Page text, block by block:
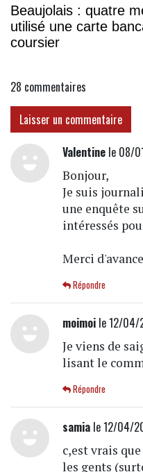
Beaujolais : quatre
utilisé une carte
coursier
28 commentaires
Laisser un commentaire
Valentinele 08/
Bonjour,
Je suis
une enquête
intéressés
Merci
Répondre
moimoile 12/04/
Je viens de
lisant le
Répondre
samiale 12/04/
c,est vrais
les gents